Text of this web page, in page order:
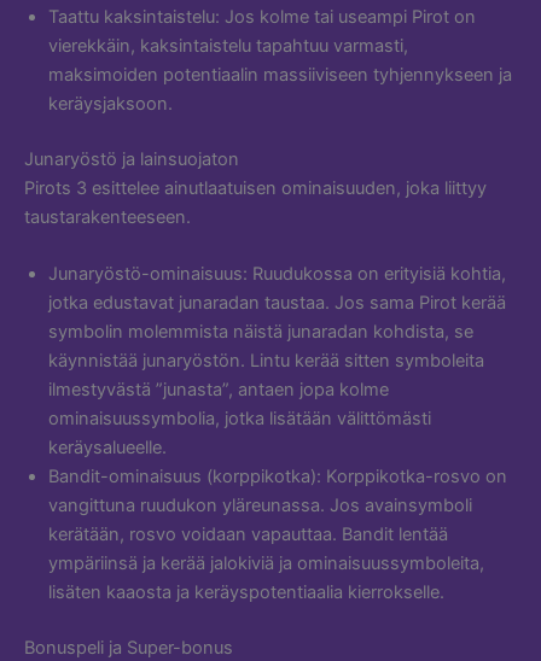
Taattu kaksintaistelu: Jos kolme tai useampi Pirot on
vierekkäin, kaksintaistelu tapahtuu varmasti,
maksimoiden potentiaalin massiiviseen tyhjennykseen ja
keräysjaksoon.
Junaryöstö ja lainsuojaton
Pirots 3 esittelee ainutlaatuisen ominaisuuden, joka liittyy
taustarakenteeseen.
Junaryöstö-ominaisuus: Ruudukossa on erityisiä kohtia,
jotka edustavat junaradan taustaa. Jos sama Pirot kerää
symbolin molemmista näistä junaradan kohdista, se
käynnistää junaryöstön. Lintu kerää sitten symboleita
ilmestyvästä ”junasta”, antaen jopa kolme
ominaisuussymbolia, jotka lisätään välittömästi
keräysalueelle.
Bandit-ominaisuus (korppikotka): Korppikotka-rosvo on
vangittuna ruudukon yläreunassa. Jos avainsymboli
kerätään, rosvo voidaan vapauttaa. Bandit lentää
ympäriinsä ja kerää jalokiviä ja ominaisuussymboleita,
lisäten kaaosta ja keräyspotentiaalia kierrokselle.
Bonuspeli ja Super-bonus